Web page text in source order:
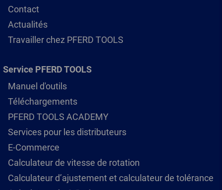
Contact
Actualités
Travailler chez PFERD TOOLS
Service PFERD TOOLS
Manuel d'outils
Téléchargements
PFERD TOOLS ACADEMY
Services pour les distributeurs
E-Commerce
Calculateur de vitesse de rotation
Calculateur d’ajustement et calculateur de tolérance